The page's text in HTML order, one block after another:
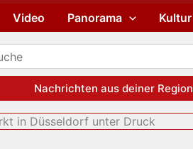
Video Panorama Kultur
Nachrichten aus deiner Region
in Düsseldorf unter Druck